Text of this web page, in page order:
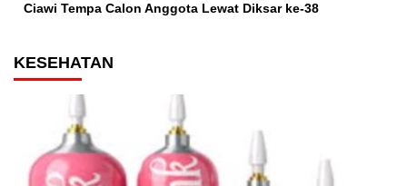
Ciawi Tempa Calon Anggota Lewat Diksar ke-38
KESEHATAN